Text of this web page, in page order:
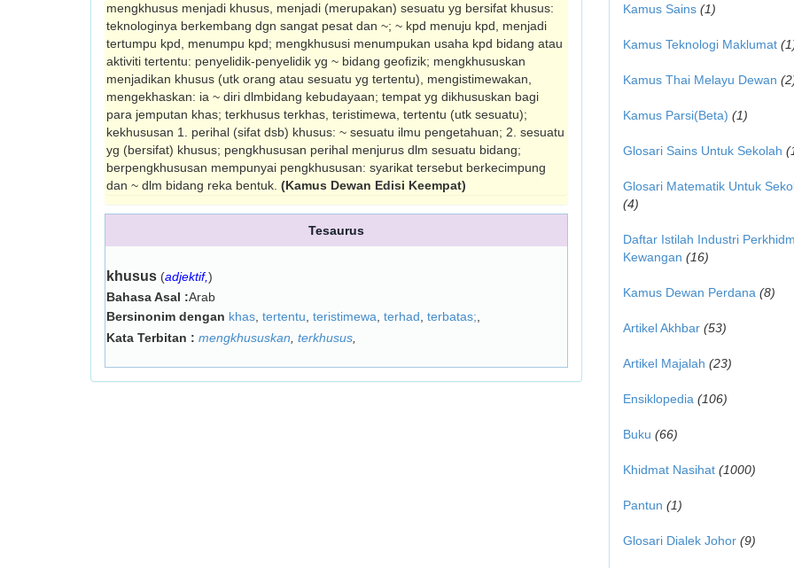
mengkhusus menjadi khusus, menjadi (merupakan) sesuatu yg bersifat khusus:
teknologinya berkembang dgn sangat pesat dan ~; ~ kpd menuju kpd, menjadi
tertumpu kpd, menumpu kpd; mengkhususi menumpukan usaha kpd bidang atau
aktiviti tertentu: penyelidik-penyelidik yg ~ bidang geofizik; mengkhususkan
menjadikan khusus (utk orang atau sesuatu yg tertentu), mengis­timewakan,
mengekhaskan: ia ~ diri dlmbidang kebudayaan; tempat yg dikhususkan bagi
para jemputan khas; terkhusus terkhas, teristimewa, tertentu (utk sesuatu);
kekhususan 1. perihal (sifat dsb) khusus: ~ sesuatu ilmu pengetahuan; 2. sesuatu
yg (bersifat) khusus; pengkhususan perihal menjurus dlm se­suatu bidang;
berpengkhususan mempunyai pengkhu­susan: syarikat tersebut berkecimpung
dan ~ dlm bidang reka bentuk. (Kamus Dewan Edisi Keempat)
Tesaurus
khusus (adjektif,)
Bahasa Asal :Arab
Bersinonim dengan khas tertentu teristimewa terhad terbatas;
Kata Terbitan : mengkhususkan terkhusus
Kamus Sains (1)
Kamus Teknologi Maklumat
Kamus Thai Melayu Dewan
Kamus Parsi(Beta) (1)
Glosari Sains Untuk Sekolah
Glosari Matematik Untuk
(4)
Daftar Istilah Industri
Kewangan (16)
Kamus Dewan Perdana (8)
Artikel Akhbar (53)
Artikel Majalah (23)
Ensiklopedia (106)
Buku (66)
Khidmat Nasihat (1000)
Pantun (1)
Glosari Dialek Johor (9)